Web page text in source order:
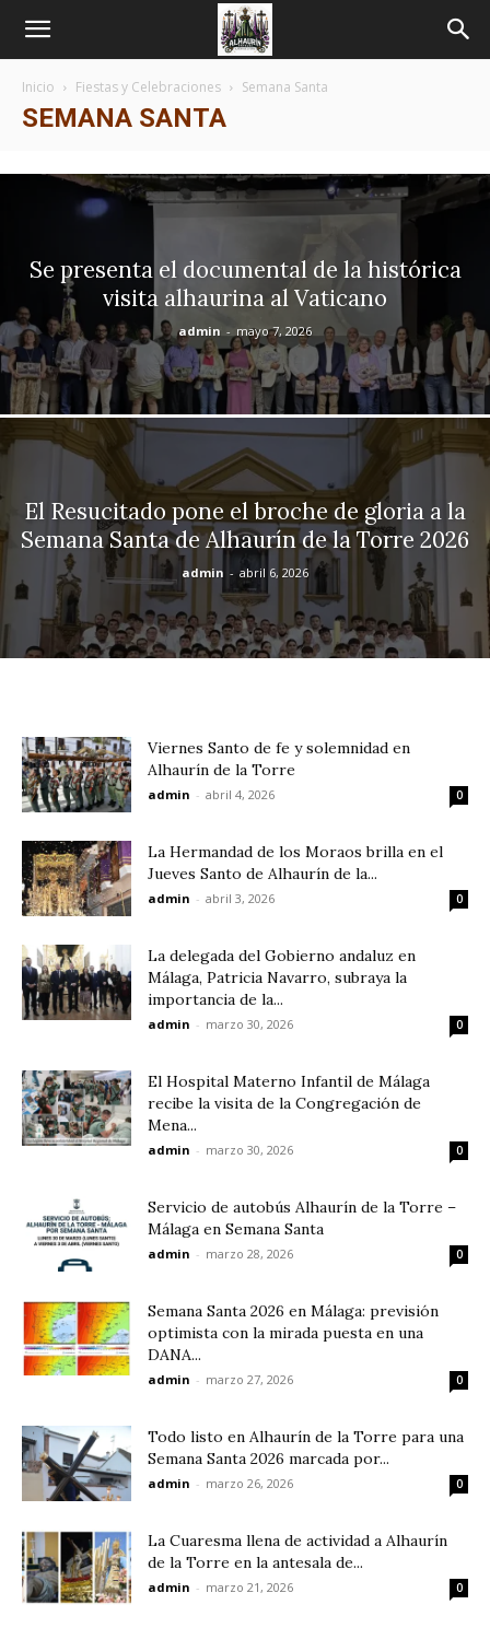
Inicio Fiestas y Celebraciones Semana Santa
SEMANA SANTA
Se presenta el documental de la histórica
visita alhaurina al Vaticano
admin - mayo 7, 2026
El Resucitado pone el broche de gloria a la
Semana Santa de Alhaurín de la Torre 2026
admin - abril 6, 2026
Viernes Santo de fe y solemnidad en
Alhaurín de la Torre
admin - abril 4, 2026 0
La Hermandad de los Moraos brilla en el
Jueves Santo de Alhaurín de la...
admin - abril 3, 2026 0
La delegada del Gobierno andaluz en
Málaga, Patricia Navarro, subraya la
importancia de la...
admin - marzo 30, 2026 0
El Hospital Materno Infantil de Málaga
recibe la visita de la Congregación de
Mena...
admin - marzo 30, 2026 0
Servicio de autobús Alhaurín de la Torre –
Málaga en Semana Santa
admin - marzo 28, 2026 0
Semana Santa 2026 en Málaga: previsión
optimista con la mirada puesta en una
DANA...
admin - marzo 27, 2026 0
Todo listo en Alhaurín de la Torre para una
Semana Santa 2026 marcada por...
admin - marzo 26, 2026 0
La Cuaresma llena de actividad a Alhaurín
de la Torre en la antesala de...
admin - marzo 21, 2026 0